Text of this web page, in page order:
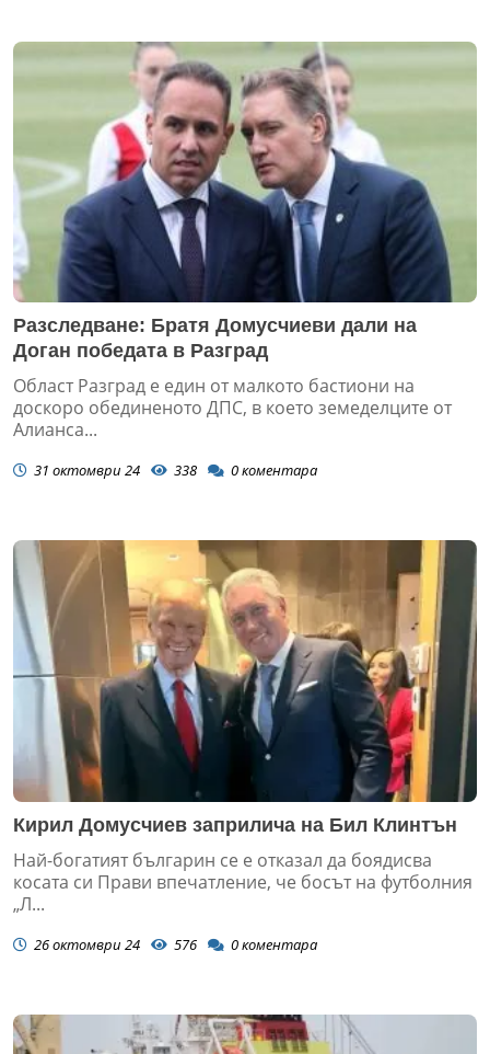
Разследване: Братя Домусчиеви дали на
Доган победата в Разград
Област Разград е един от малкото бастиони на
доскоро обединеното ДПС, в което земеделците от
Алианса...
31 октомври 24 338 0коментара
Кирил Домусчиев заприлича на Бил Клинтън
Най-богатият българин се е отказал да боядисва
косата си Прави впечатление, че босът на футболния
„Л...
26 октомври 24 576 0коментара